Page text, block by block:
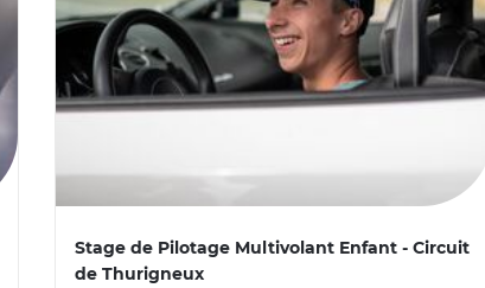
Stage de Pilotage Multivolant Enfant - Circuit
de Thurigneux